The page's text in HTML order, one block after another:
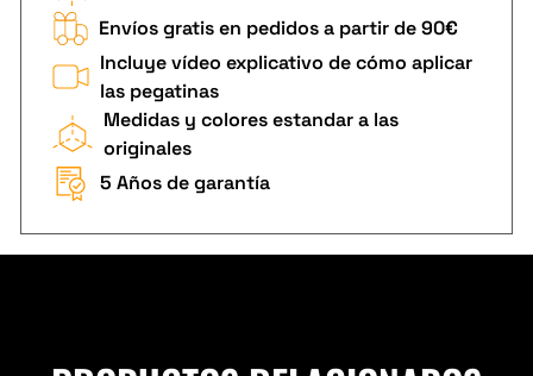
Envíos gratis en pedidos a partir de 90€
Incluye vídeo explicativo de cómo aplicar
las pegatinas
Medidas y colores estandar a las
originales
5 Años de garantía